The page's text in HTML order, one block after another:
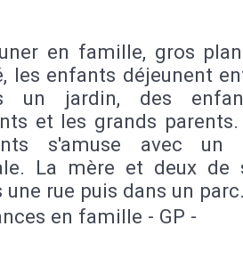
en famille, gros
les enfants déjeunent
un jardin, des
et les grands
s'amuse avec
La mère et deux de
une rue puis dans un
en famille - GP -